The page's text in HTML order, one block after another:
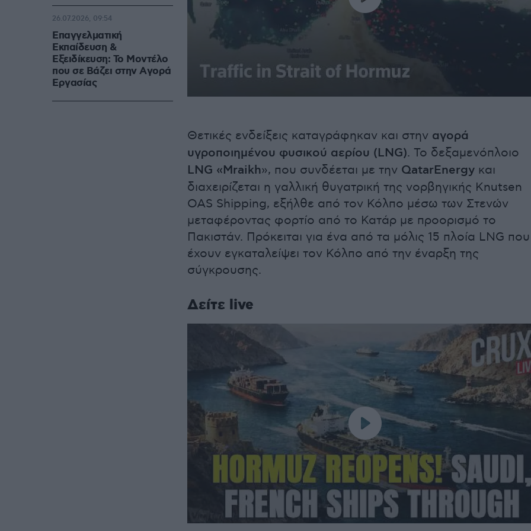
Θετικές ενδείξεις καταγράφηκαν και στην αγορά
υγροποιημένου φυσικού αερίου (LNG). Το δεξαμενόπλοιο
LNG «Mraikh», που συνδέεται με την QatarEnergy και
διαχειρίζεται η γαλλική θυγατρική της νορβηγικής Knutsen
OAS Shipping, εξήλθε από τον Κόλπο μέσω των Στενών
μεταφέροντας φορτίο από το Κατάρ με προορισμό το
Πακιστάν. Πρόκειται για ένα από τα μόλις 15 πλοία LNG που
έχουν εγκαταλείψει τον Κόλπο από την έναρξη της
σύγκρουσης.
Δείτε live
Επαγγελματική
Εκπαίδευση &
Εξειδίκευση: Το Mοντέλο
που σε Bάζει στην Aγορά
Eργασίας
26.07.2026, 09:54